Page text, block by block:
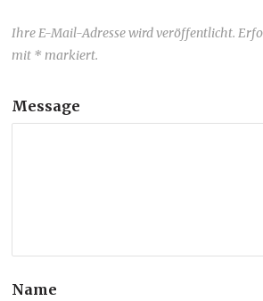
Ihre E-Mail-Adresse wird veröffentlicht.
mit * markiert.
Message
Name